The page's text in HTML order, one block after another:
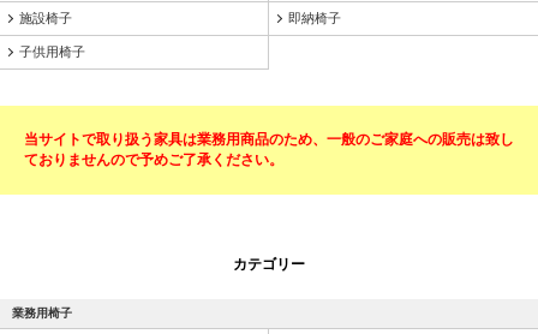
施設椅子 即納椅子
子供用椅子
当サイトで取り扱う家具は業務用商品のため、一般のご家庭への販売は致し
ておりませんので予めご了承ください。
カテゴリー
業務用椅子